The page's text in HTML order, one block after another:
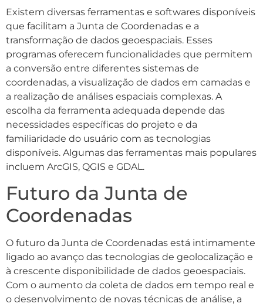
Existem diversas ferramentas e softwares disponíveis
que facilitam a Junta de Coordenadas e a
transformação de dados geoespaciais. Esses
programas oferecem funcionalidades que permitem
a conversão entre diferentes sistemas de
coordenadas, a visualização de dados em camadas e
a realização de análises espaciais complexas. A
escolha da ferramenta adequada depende das
necessidades específicas do projeto e da
familiaridade do usuário com as tecnologias
disponíveis. Algumas das ferramentas mais populares
incluem ArcGIS, QGIS e GDAL.
Futuro da Junta de
Coordenadas
O futuro da Junta de Coordenadas está intimamente
ligado ao avanço das tecnologias de geolocalização e
à crescente disponibilidade de dados geoespaciais.
Com o aumento da coleta de dados em tempo real e
o desenvolvimento de novas técnicas de análise, a